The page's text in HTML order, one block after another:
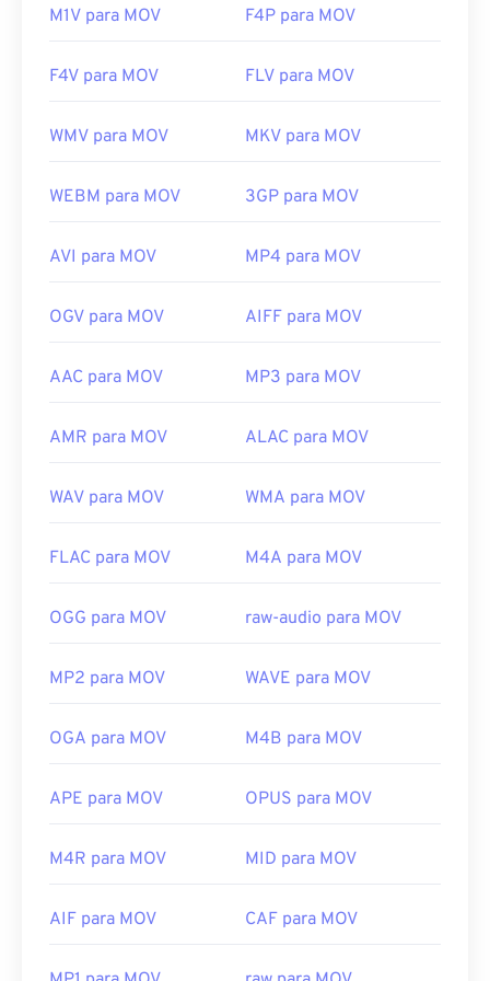
M1V para MOV F4P para MOV
F4V para MOV FLV para MOV
WMV para MOV MKV para MOV
WEBM para MOV 3GP para MOV
AVI para MOV MP4 para MOV
OGV para MOV AIFF para MOV
AAC para MOV MP3 para MOV
AMR para MOV ALAC para MOV
WAV para MOV WMA para MOV
FLAC para MOV M4A para MOV
OGG para MOV raw-audio para MOV
MP2 para MOV WAVE para MOV
OGA para MOV M4B para MOV
APE para MOV OPUS para MOV
M4R para MOV MID para MOV
AIF para MOV CAF para MOV